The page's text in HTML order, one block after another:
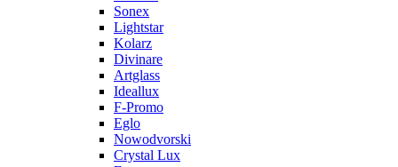
Sonex
Lightstar
Kolarz
Divinare
Artglass
Ideallux
F-Promo
Eglo
Nowodvorski
Crystal Lux